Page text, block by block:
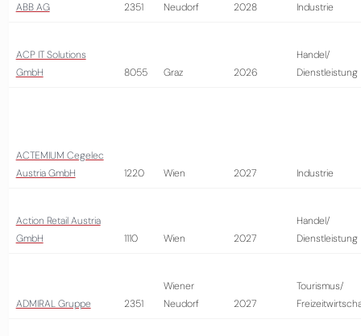
ABB AG 2351
Neudorf
2028 Industrie
ACP IT Solutions
GmbH
8055 Graz 2026
Handel/
Dienstleistung
ACTEMIUM Cegelec
Austria GmbH
1220 Wien 2027 Industrie
Action Retail Austria
GmbH
1110 Wien 2027
Handel/
Dienstleistung
ADMIRAL Gruppe 2351
Wiener
Neudorf
2027
Tourismus/